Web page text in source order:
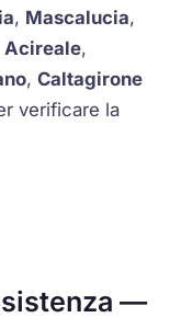
, Mascalucia,
Acireale,
,Caltagirone
verificare la
—